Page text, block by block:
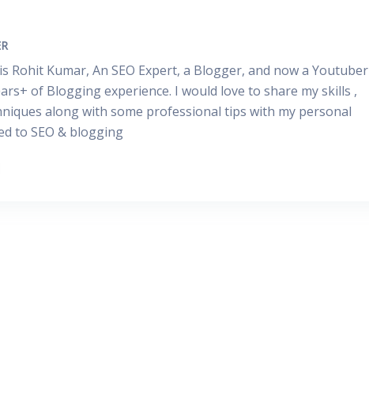
Rohit Kumar, An SEO Expert, a Blogger, and now a Youtuber
of Blogging experience. I would love to share my skills ,
along with some professional tips with my personal
to SEO & blogging